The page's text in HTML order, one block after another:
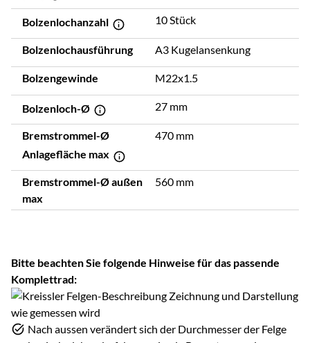
Bolzenlochanzahl 10 Stück
Bolzenlochausführung A3 Kugelansenkung
Bolzengewinde M22x1.5
Bolzenloch-Ø 27 mm
Bremstrommel-Ø
Anlagefläche max
470 mm
Bremstrommel-Ø außen
max
560 mm
Bitte beachten Sie folgende Hinweise für das passende
Komplettrad:
Nach aussen verändert sich der Durchmesser der Felge